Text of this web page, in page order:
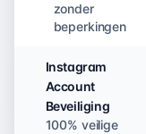
zonder
beperkingen
Instagram
Account
Beveiliging
100% veilige